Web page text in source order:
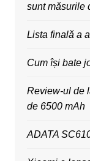
sunt măsurile
Lista finală a
Cum își bate
Review-ul de
de 6500 mAh
ADATA